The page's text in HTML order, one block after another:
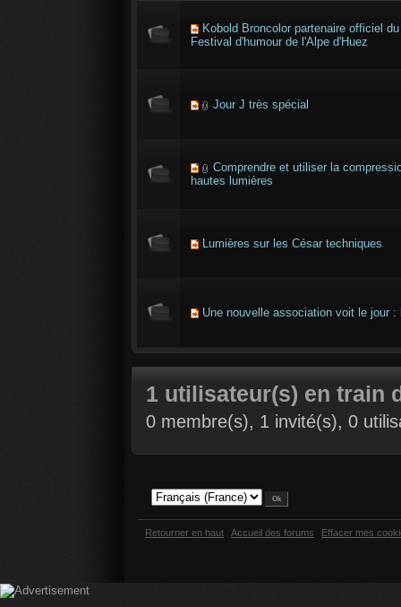
Kobold Broncolor partenaire officiel du
Festival d'humour de l'Alpe d'Huez
Jour J très spécial
Comprendre et utiliser la
hautes lumières
Lumières sur les César techniques
Une nouvelle association voit le jour :
1 utilisateur(s) en train
0 membre(s), 1 invité(s), 0
Retourner en haut Accueil des forums Effacer mes